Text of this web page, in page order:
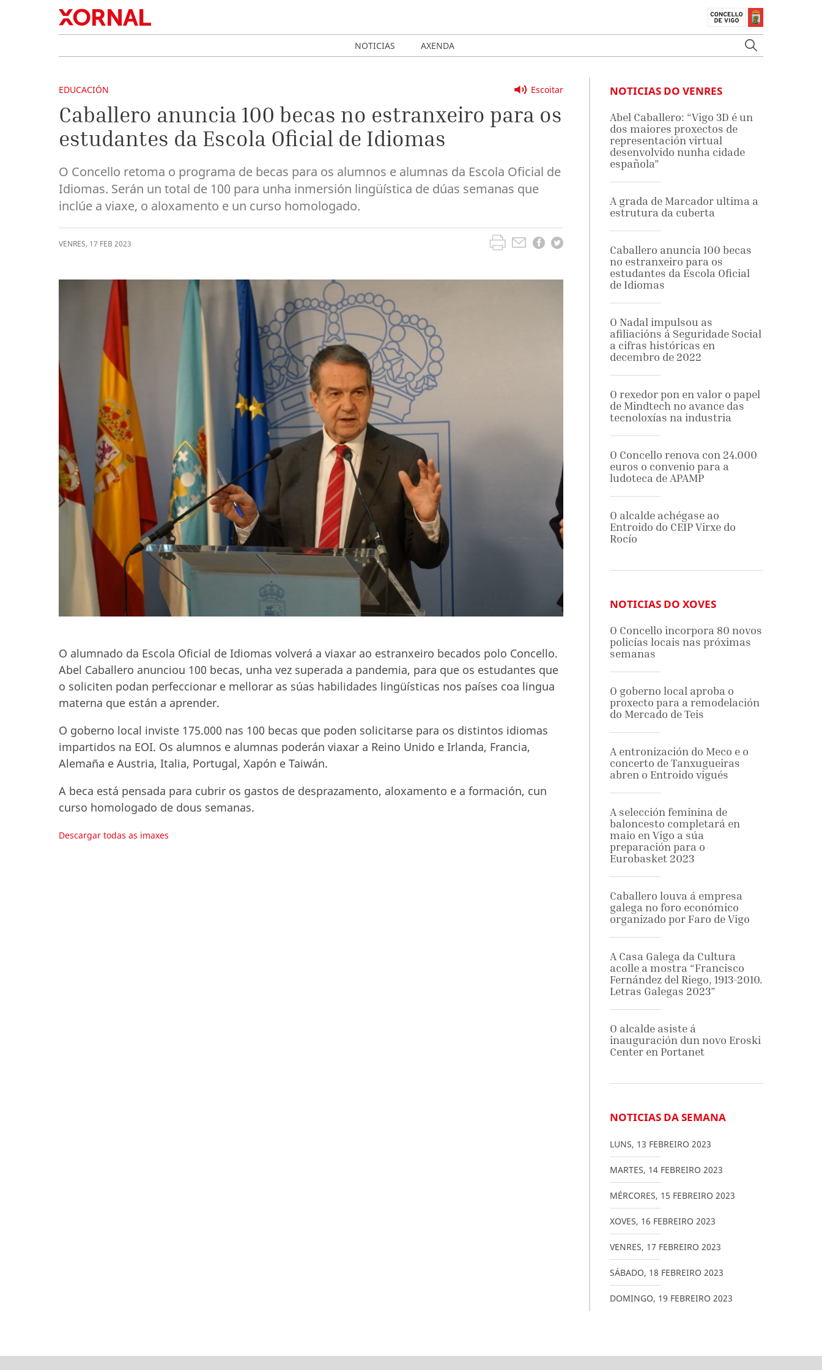
NOTICIAS AXENDA
Escoitar
EDUCACIÓN
Caballero anuncia 100 becas no estranxeiro para os
estudantes da Escola Oficial de Idiomas
O Concello retoma o programa de becas para os alumnos e alumnas da Escola Oficial de
Idiomas. Serán un total de 100 para unha inmersión lingüística de dúas semanas que
inclúe a viaxe, o aloxamento e un curso homologado.
VENRES, 17 FEB 2023
O alumnado da Escola Oficial de Idiomas volverá a viaxar ao estranxeiro becados polo Concello.
Abel Caballero anunciou 100 becas, unha vez superada a pandemia, para que os estudantes que
o soliciten podan perfeccionar e mellorar as súas habilidades lingüísticas nos países coa lingua
materna que están a aprender.
O goberno local inviste 175.000 nas 100 becas que poden solicitarse para os distintos idiomas
impartidos na EOI. Os alumnos e alumnas poderán viaxar a Reino Unido e Irlanda, Francia,
Alemaña e Austria, Italia, Portugal, Xapón e Taiwán.
A beca está pensada para cubrir os gastos de desprazamento, aloxamento e a formación, cun
curso homologado de dous semanas.
Descargar todas as imaxes
NOTICIAS DO VENRES
Abel Caballero: “Vigo 3D é un
dos maiores proxectos de
representación virtual
desenvolvido nunha cidade
española”
A grada de Marcador ultima a
estrutura da cuberta
Caballero anuncia 100 becas
no estranxeiro para os
estudantes da Escola Oficial
de Idiomas
O Nadal impulsou as
afiliacións á Seguridade Social
a cifras históricas en
decembro de 2022
O rexedor pon en valor o papel
de Mindtech no avance das
tecnoloxías na industria
O Concello renova con 24.000
euros o convenio para a
ludoteca de APAMP
O alcalde achégase ao
Entroido do CEIP Virxe do
Rocío
NOTICIAS DO XOVES
O Concello incorpora 80 novos
policías locais nas próximas
semanas
O goberno local aproba o
proxecto para a remodelación
do Mercado de Teis
A entronización do Meco e o
concerto de Tanxugueiras
abren o Entroido vigués
A selección feminina de
baloncesto completará en
maio en Vigo a súa
preparación para o
Eurobasket 2023
Caballero louva á empresa
galega no foro económico
organizado por Faro de Vigo
A Casa Galega da Cultura
acolle a mostra “Francisco
Fernández del Riego, 1913-2010.
Letras Galegas 2023”
O alcalde asiste á
inauguración dun novo Eroski
Center en Portanet
NOTICIAS DA SEMANA
LUNS, 13 FEBREIRO 2023
MARTES, 14 FEBREIRO 2023
MÉRCORES, 15 FEBREIRO 2023
XOVES, 16 FEBREIRO 2023
VENRES, 17 FEBREIRO 2023
SÁBADO, 18 FEBREIRO 2023
DOMINGO, 19 FEBREIRO 2023